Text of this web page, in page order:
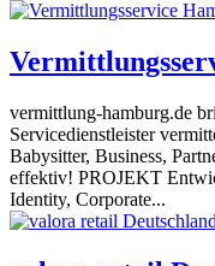
vermittlung-hamburg.de
Servicedienstleister
Babysitter, Business,
effektiv! PROJEKT
Identity, Corporate...